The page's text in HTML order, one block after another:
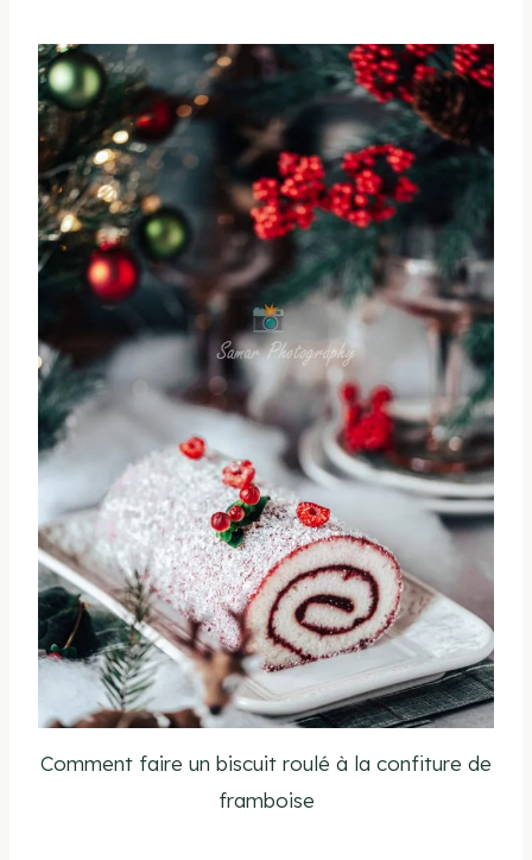
Comment faire un biscuit roulé à la confiture de
framboise